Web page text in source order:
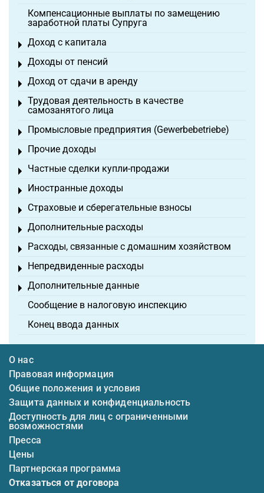
Компенсационные выплаты по замещению
заработной платы Супруга
Доход с капитала
Toggle menu
Доходы от пенсий
Toggle menu
Доход от сдачи в аренду
Toggle menu
Трудовая деятельность в качестве
самозанятого лица
Toggle menu
Промысловые предприятия (Gewerbebetriebe)
Toggle menu
Прочие доходы
Toggle menu
Частные сделки купли-продажи
Toggle menu
Иностранные доходы
Toggle menu
Страховые и сберегательные взносы
Toggle menu
Дополнительные расходы
Toggle menu
Расходы, связанные с домашним хозяйством
Toggle menu
Непредвиденные расходы
Toggle menu
Дополнительные данные
Toggle menu
Сообщение в налоговую инспекцию
Конец ввода данных
О нас
Правовая информация
Общие положения и условия
Защита данных и конфиденциальность
Доступность для лиц с ограниченными
возможностями
Пресса
Цены
Партнерская программа
Отказаться от договора